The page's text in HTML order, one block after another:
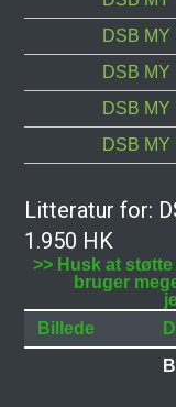
DSB MY
DSB MY
DSB MY
DSB MY
Litteratur for:
1.950 HK
>> Husk at
bruger
Billede